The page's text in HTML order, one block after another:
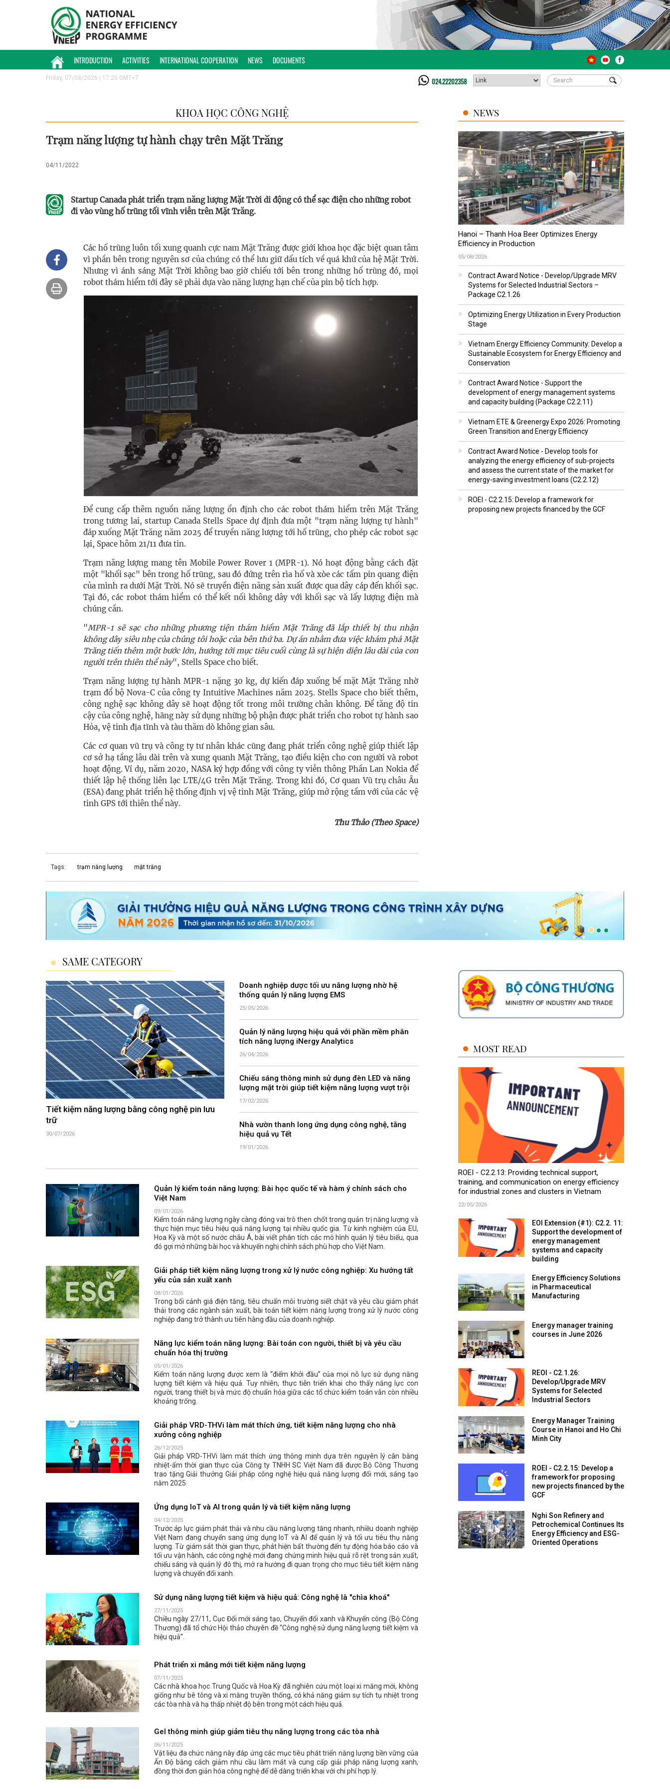
INTRODUCTION ACTIVITIES INTERNATIONAL COOPERATION NEWS DOCUMENTS
Friday, 07/08/2026 | 17:20 GMT+7 024.22202358
KHOA HỌC CÔNG NGHỆ
Trạm năng lượng tự hành chạy trên Mặt Trăng
04/11/2022
Startup Canada phát triển trạm năng lượng Mặt Trời di động có thể sạc điện cho những robot
đi vào vùng hố trũng tối vĩnh viễn trên Mặt Trăng.
Các hố trũng luôn tối xung quanh cực nam Mặt Trăng được giới khoa học đặc biệt quan tâm
vì phần bên trong nguyên sơ của chúng có thể lưu giữ dấu tích về quá khứ của hệ Mặt Trời.
Nhưng vì ánh sáng Mặt Trời không bao giờ chiếu tới bên trong những hố trũng đó, mọi
robot thám hiểm tới đây sẽ phải dựa vào năng lượng hạn chế của pin bộ tích hợp.
Để cung cấp thêm nguồn năng lượng ổn định cho các robot thám hiểm trên Mặt Trăng
trong tương lai, startup Canada Stells Space dự định đưa một "trạm năng lượng tự hành"
đáp xuống Mặt Trăng năm 2025 để truyền năng lượng tới hố trũng, cho phép các robot sạc
lại, Space hôm 21/11 đưa tin.
Trạm năng lượng mang tên Mobile Power Rover 1 (MPR-1). Nó hoạt động bằng cách đặt
một "khối sạc" bên trong hố trũng, sau đó đứng trên rìa hố và xòe các tấm pin quang điện
của mình ra dưới Mặt Trời. Nó sẽ truyền điện năng sản xuất được qua dây cáp đến khối sạc.
Tại đó, các robot thám hiểm có thể kết nối không dây với khối sạc và lấy lượng điện mà
chúng cần.
"MPR-1 sẽ sạc cho những phương tiện thám hiểm Mặt Trăng đã lắp thiết bị thu nhận
không dây siêu nhẹ của chúng tôi hoặc của bên thứ ba. Dự án nhằm đưa việc khám phá Mặt
Trăng tiến thêm một bước lớn, hướng tới mục tiêu cuối cùng là sự hiện diện lâu dài của con
người trên thiên thể này", Stells Space cho biết.
Trạm năng lượng tự hành MPR-1 nặng 30 kg, dự kiến đáp xuống bề mặt Mặt Trăng nhờ
trạm đổ bộ Nova-C của công ty Intuitive Machines năm 2025. Stells Space cho biết thêm,
công nghệ sạc không dây sẽ hoạt động tốt trong môi trường chân không. Để tăng độ tin
cậy của công nghệ, hãng này sử dụng những bộ phận được phát triển cho robot tự hành sao
Hỏa, vệ tinh địa tĩnh và tàu thăm dò không gian sâu.
Các cơ quan vũ trụ và công ty tư nhân khác cũng đang phát triển công nghệ giúp thiết lập
cơ sở hạ tầng lâu dài trên và xung quanh Mặt Trăng, tạo điều kiện cho con người và robot
hoạt động. Ví dụ, năm 2020, NASA ký hợp đồng với công ty viễn thông Phần Lan Nokia để
thiết lập hệ thống liên lạc LTE/4G trên Mặt Trăng. Trong khi đó, Cơ quan Vũ trụ châu Âu
(ESA) đang phát triển hệ thống định vị vệ tinh Mặt Trăng, giúp mở rộng tầm với của các vệ
tinh GPS tới thiên thể này.
Thu Thảo (Theo Space)
Tags: trạm năng lượng mặt trăng
NEWS
Hanoi – Thanh Hoa Beer Optimizes Energy
Efficiency in Production
05/08/2026
Contract Award Notice - Develop/Upgrade MRV
Systems for Selected Industrial Sectors –
Package C2.1.26
Optimizing Energy Utilization in Every Production
Stage
Vietnam Energy Efficiency Community: Develop a
Sustainable Ecosystem for Energy Efficiency and
Conservation
Contract Award Notice - Support the
development of energy management systems
and capacity building (Package C2.2.11)
Vietnam ETE & Greenergy Expo 2026: Promoting
Green Transition and Energy Efficiency
Contract Award Notice - Develop tools for
analyzing the energy efficiency of sub-projects
and assess the current state of the market for
energy-saving investment loans (C2.2.12)
ROEI - C2.2.15: Develop a framework for
proposing new projects financed by the GCF
SAME CATEGORY
Tiết kiệm năng lượng bằng công nghệ pin lưu
trữ
30/07/2026
Doanh nghiệp dược tối ưu năng lượng nhờ hệ
thống quản lý năng lượng EMS
25/05/2026
Quản lý năng lượng hiệu quả với phần mềm phân
tích năng lượng iNergy Analytics
26/04/2026
Chiếu sáng thông minh sử dụng đèn LED và năng
lượng mặt trời giúp tiết kiệm năng lượng vượt trội
17/02/2026
Nhà vườn thanh long ứng dụng công nghệ, tăng
hiệu quả vụ Tết
19/01/2026
Quản lý kiểm toán năng lượng: Bài học quốc tế và hàm ý chính sách cho
Việt Nam
09/01/2026
Kiểm toán năng lượng ngày càng đóng vai trò then chốt trong quản trị năng lượng và
thực hiện mục tiêu hiệu quả năng lượng tại nhiều quốc gia. Từ kinh nghiệm của EU,
Hoa Kỳ và một số nước châu Á, bài viết phân tích các mô hình quản lý tiêu biểu, qua
đó gợi mở những bài học và khuyến nghị chính sách phù hợp cho Việt Nam.
Giải pháp tiết kiệm năng lượng trong xử lý nước công nghiệp: Xu hướng tất
yếu của sản xuất xanh
08/01/2026
Trong bối cảnh giá điện tăng, tiêu chuẩn môi trường siết chặt và yêu cầu giảm phát
thải trong các ngành sản xuất, bài toán tiết kiệm năng lượng trong xử lý nước công
nghiệp đang trở thành ưu tiên hàng đầu của doanh nghiệp.
Năng lực kiểm toán năng lượng: Bài toán con người, thiết bị và yêu cầu
chuẩn hóa thị trường
05/01/2026
Kiểm toán năng lượng được xem là “điểm khởi đầu” của mọi nỗ lực sử dụng năng
lượng tiết kiệm và hiệu quả. Tuy nhiên, thực tiễn triển khai cho thấy năng lực con
người, trang thiết bị và mức độ chuẩn hóa giữa các tổ chức kiểm toán vẫn còn nhiều
khoảng trống.
Giải pháp VRD-THVi làm mát thích ứng, tiết kiệm năng lượng cho nhà
xưởng công nghiệp
26/12/2025
Giải pháp VRD-THVi làm mát thích ứng thông minh dựa trên nguyên lý cân bằng
nhiệt-ẩm thời gian thực của Công ty TNHH SC Việt Nam đã được Bộ Công Thương
trao tặng Giải thưởng Giải pháp công nghệ hiệu quả năng lượng đổi mới, sáng tạo
năm 2025.
Ứng dụng IoT và AI trong quản lý và tiết kiệm năng lượng
04/12/2025
Trước áp lực giảm phát thải và nhu cầu năng lượng tăng nhanh, nhiều doanh nghiệp
Việt Nam đang chuyển sang ứng dụng IoT và AI để quản lý và tối ưu tiêu thụ năng
lượng. Từ giám sát thời gian thực, phát hiện bất thường đến tự động hóa báo cáo và
tối ưu vận hành, các công nghệ mới đang chứng minh hiệu quả rõ rệt trong sản xuất,
chiếu sáng và quản lý đô thị, mở ra hướng đi quan trọng cho mục tiêu tiết kiệm năng
lượng và chuyển đổi xanh.
Sử dụng năng lượng tiết kiệm và hiệu quả: Công nghệ là "chìa khoá"
27/11/2025
Chiều ngày 27/11, Cục Đổi mới sáng tạo, Chuyển đổi xanh và Khuyến công (Bộ Công
Thương) đã tổ chức Hội thảo chuyên đề “Công nghệ sử dụng năng lượng tiết kiệm và
hiệu quả”.
Phát triển xi măng mới tiết kiệm năng lượng
07/11/2025
Các nhà khoa học Trung Quốc và Hoa Kỳ đã nghiên cứu một loại xi măng mới, không
giống như bê tông và xi măng truyền thống, có khả năng giảm sự tích tụ nhiệt trong
các tòa nhà và hạ thấp nhiệt độ bên trong một cách hiệu quả.
Gel thông minh giúp giảm tiêu thụ năng lượng trong các tòa nhà
06/11/2025
Vật liệu đa chức năng này đáp ứng các mục tiêu phát triển năng lượng bền vững của
Ấn Độ bằng cách giảm nhu cầu làm mát và cung cấp giải pháp năng lượng xanh,
đồng thời đơn giản hóa công nghệ để dễ dàng triển khai với chi phí hợp lý.
MOST READ
ROEI - C2.2.13: Providing technical support,
training, and communication on energy efficiency
for industrial zones and clusters in Vietnam
22/05/2026
EOI Extension (#1): C2.2. 11:
Support the development of
energy management
systems and capacity
building
Energy Efficiency Solutions
in Pharmaceutical
Manufacturing
Energy manager training
courses in June 2026
REOI - C2.1.26:
Develop/Upgrade MRV
Systems for Selected
Industrial Sectors
Energy Manager Training
Course in Hanoi and Ho Chi
Minh City
ROEI - C2.2.15: Develop a
framework for proposing
new projects financed by the
GCF
Nghi Son Refinery and
Petrochemical Continues Its
Energy Efficiency and ESG-
Oriented Operations